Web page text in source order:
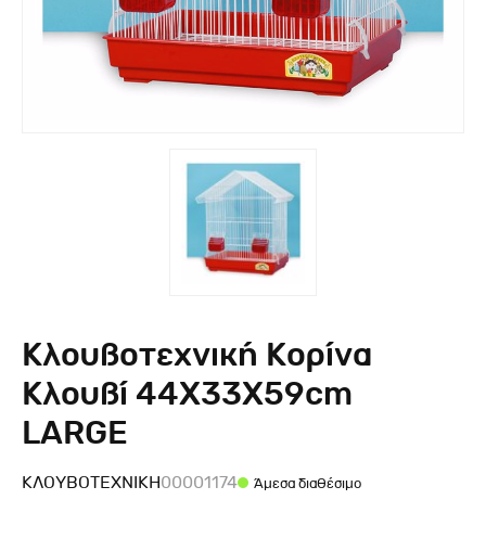
Κλουβοτεχνική Κορίνα
Κλουβί 44Χ33Χ59cm
LARGE
ΚΛΟΥΒΟΤΕΧΝΙΚΉ00001174 Άμεσα διαθέσιμο